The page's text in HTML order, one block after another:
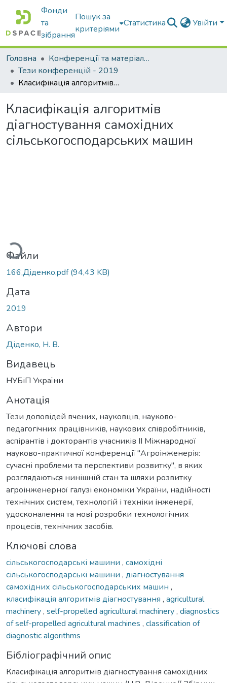
Фонди
та
зібрання
Пошук за
критеріями
Статистика Увійти
Головна
Конференції та матеріали конференцій
Тези конференцій - 2019
Класифікація алгоритмів діагностування самохідних сільськогосподарських машин
Класифікація алгоритмів
діагностування самохідних
сільськогосподарських машин
Файли
166,Дiденко.pdf(94,43 KB)
Дата
2019
Автори
Діденко, Н. В.
Видавець
НУБіП України
Анотація
Тези доповідей вчених, науковців, науково-
педагогічних працівників, наукових співробітників,
аспірантів і докторантів учасників ІІ Міжнародної
науково-практичної конференції "Агроінженерія:
сучасні проблеми та перспективи розвитку", в яких
розглядаються нинішній стан та шляхи розвитку
агроінженерної галузі економіки України, надійності
технічних систем, технологій і техніки інженерії,
удосконалення та нові розробки технологічних
процесів, технічних засобів.
Ключові слова
сільськогосподарські машини , самохідні
сільськогосподарські машини , діагностування
самохідних сільськогосподарських машин ,
класифікація алгоритмів діагностування , agricultural
machinery, self-propelled agricultural machinery, diagnostics
of self-propelled agricultural machines , classification of
diagnostic algorithms
Бібліографічний опис
Класифікація алгоритмів діагностування самохідних